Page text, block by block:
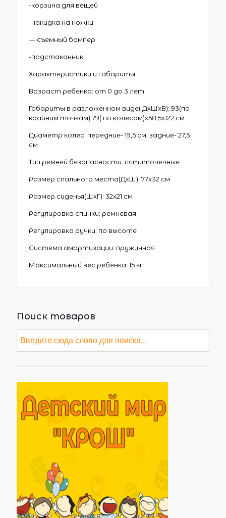
-корзина для вещей
-накидка на ножки
— съемный бампер
-подстаканник
Характеристики и габариты:
Возраст ребенка: от 0 до 3 лет
Габариты в разложенном виде( ДхШхВ): 93(по
крайним точкам) 79( по колесам)х58,5х122 см
Диаметр колес: передние- 19,5 см, задние- 27,5
см
Тип ремней безопасности: пятиточечные
Размер спального места(ДхШ): 77х32 см
Размер сиденья(ШхГ): 32х21 см
Регулировка спинки: ремневая
Регулировка ручки: по высоте
Система амортизации: пружинная
Максимальный вес ребенка: 15 кг
Поиск товаров